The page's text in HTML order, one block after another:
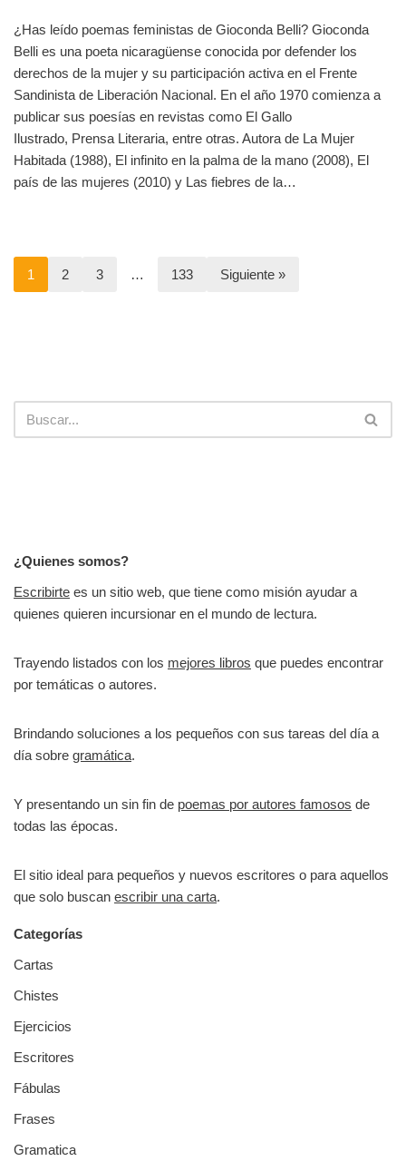
¿Has leído poemas feministas de Gioconda Belli? Gioconda
Belli es una poeta nicaragüense conocida por defender los
derechos de la mujer y su participación activa en el Frente
Sandinista de Liberación Nacional. En el año 1970 comienza a
publicar sus poesías en revistas como El Gallo
Ilustrado, Prensa Literaria, entre otras. Autora de La Mujer
Habitada (1988), El infinito en la palma de la mano (2008), El
país de las mujeres (2010) y Las fiebres de la…
1 2 3 … 133 Siguiente »
¿Quienes somos?
Escribirte es un sitio web, que tiene como misión ayudar a
quienes quieren incursionar en el mundo de lectura.
Trayendo listados con los mejores libros que puedes encontrar
por temáticas o autores.
Brindando soluciones a los pequeños con sus tareas del día a
día sobre gramática.
Y presentando un sin fin de poemas por autores famosos de
todas las épocas.
El sitio ideal para pequeños y nuevos escritores o para aquellos
que solo buscan escribir una carta.
Categorías
Cartas
Chistes
Ejercicios
Escritores
Fábulas
Frases
Gramatica